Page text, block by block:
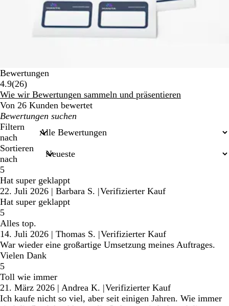
Bewertungen
4.9(2626
Bewertungen
)
Wie wir Bewertungen sammeln und präsentieren
Von 26 Kunden bewertet
Meine
Sucheingaben
Filtern
nach
Sortieren
nach
5
Hat super geklappt
22. Juli 2026 | Barbara S. |Verifizierter Kauf
Hat super geklappt
5
Alles top.
14. Juli 2026 | Thomas S. |Verifizierter Kauf
War wieder eine großartige Umsetzung meines Auftrages.
Vielen Dank
5
Toll wie immer
21. März 2026 | Andrea K. |Verifizierter Kauf
Ich kaufe nicht so viel, aber seit einigen Jahren. Wie immer